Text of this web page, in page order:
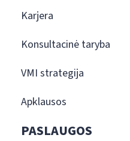
Karjera
Konsultacinė taryba
VMI strategija
Apklausos
PASLAUGOS